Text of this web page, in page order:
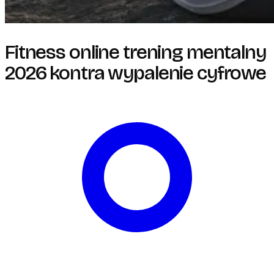
Fitness online trening mentalny
2026 kontra wypalenie cyfrowe